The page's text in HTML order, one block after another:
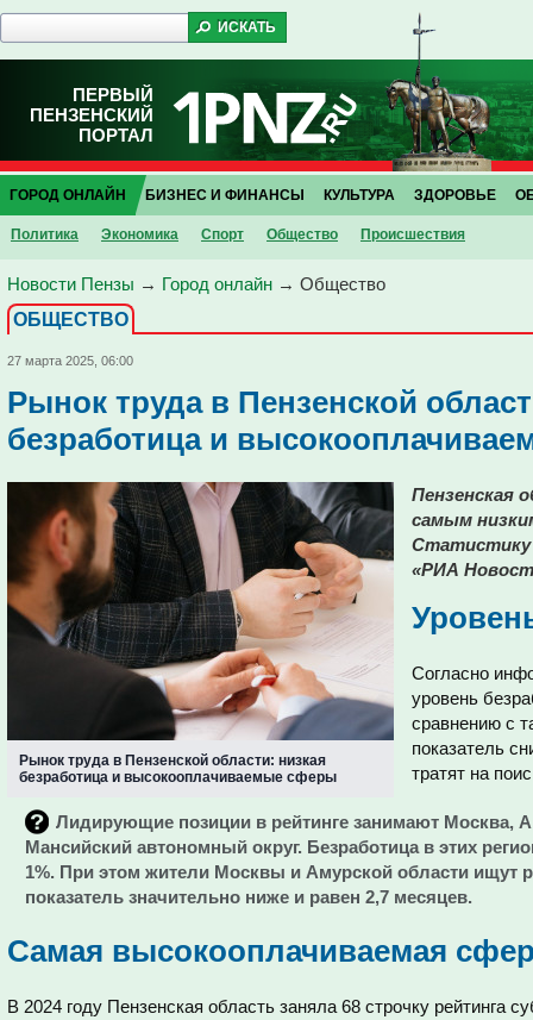
ПЕРВЫЙ
ПЕНЗЕНСКИЙ
ПОРТАЛ
ГОРОД ОНЛАЙН
Политика Экономика Спорт Общество Проиcшествия
БИЗНЕС И ФИНАНСЫ КУЛЬТУРА ЗДОРОВЬЕ
Новости Пензы → Город онлайн → Общество
ОБЩЕСТВО
27 марта 2025, 06:00
Рынок труда в Пензенской
безработица и
Рынок труда в Пензенской области: низкая
безработица и высокооплачиваемые сферы
Пензенская
самым
Статистику
«РИА
Согласно
уровень
сравнению с
показатель
тратят на
Лидирующие позиции в рейтинге занимают Москва,
Мансийский автономный округ. Безработица в этих
1%. При этом жители Москвы и Амурской области ищут
показатель значительно ниже и равен 2,7 месяцев.
Самая высокооплачиваемая
В 2024 году Пензенская область заняла 68 строчку рейтинга